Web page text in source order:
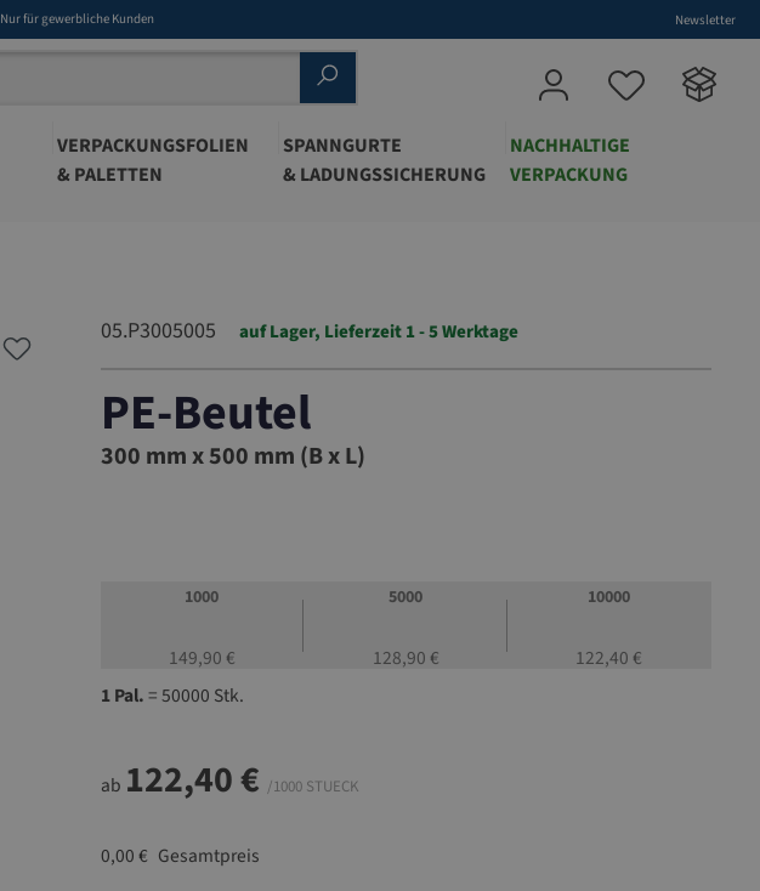
Nur für gewerbliche Kunden Newsletter
VERPACKUNGSFOLIEN
& PALETTEN
SPANNGURTE
& LADUNGSSICHERUNG
NACHHALTIGE
VERPACKUNG
05.P3005005 auf Lager, Lieferzeit 1 - 5 Werktage
PE-Beutel
05.P3005005
300 mm x 500 mm (B x L)
1000
149,90 €
5000
128,90 €
10000
122,40 €
1 Pal.= 50000 Stk.
ab 122,40 € /1000 STUECK
0,00 € Gesamtpreis